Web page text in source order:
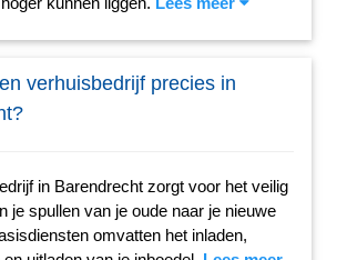
verhuisbedrijf precies in
in Barendrecht zorgt voor het veilig
je spullen van je oude naar je nieuwe
omvatten het inladen,